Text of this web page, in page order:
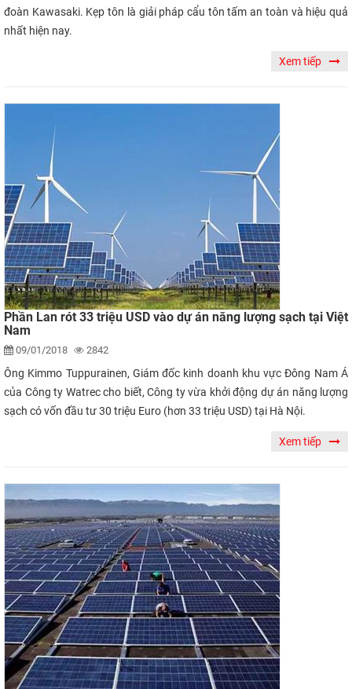
đoàn Kawasaki. Kẹp tôn là giải pháp cẩu tôn tấm an toàn và hiệu quả
nhất hiện nay.
Xem tiếp
Phần Lan rót 33 triệu USD vào dự án năng lượng sạch tại Việt
Nam
09/01/2018 2842
Ông Kimmo Tuppurainen, Giám đốc kinh doanh khu vực Đông Nam Á
của Công ty Watrec cho biết, Công ty vừa khởi động dự án năng lượng
sạch có vốn đầu tư 30 triệu Euro (hơn 33 triệu USD) tại Hà Nội.
Xem tiếp